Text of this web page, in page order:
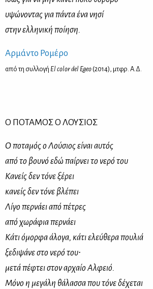
υψώ­νο­ντας για πά­ντα ένα νη­σί
στην ελ­λη­νι­κή ποί­η­ση.
Αρ­μά­ντο Ρο­μέ­ρο
από τη συλ­λο­γή El color del Egeo(2014), μτ­φρ. Α.Δ.
Ο ΠΟ­ΤΑ­ΜΟΣ Ο ΛΟΥ­ΣΙΟΣ
Ο πο­τα­μός ο Λού­σιος εί­ναι αυ­τός
από το βου­νό εδώ παίρ­νει το νε­ρό του
Κα­νείς δεν τό­νε ξέ­ρει
κα­νείς δεν τό­νε βλέ­πει
Λί­γο περ­νά­ει από πέ­τρες
από χω­ρά­φια περ­νά­ει
Κά­τι όμορ­φα άλο­γα, κά­τι ελεύ­θε­ρα που­λιά
ξε­δι­ψά­νε στο νε­ρό του∙
με­τά πέ­φτει στον αρ­χαίο Αλ­φειό.
Μό­νο η με­γά­λη θά­λασ­σα που τό­νε δέ­χε­ται